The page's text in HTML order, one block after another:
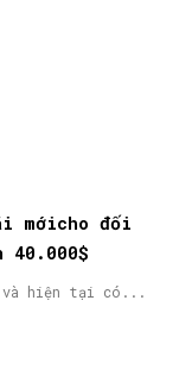
mớicho đối
và hiện tại có...